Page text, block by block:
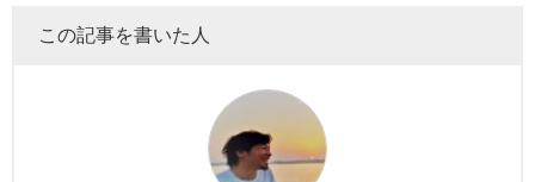
この記事を書いた人